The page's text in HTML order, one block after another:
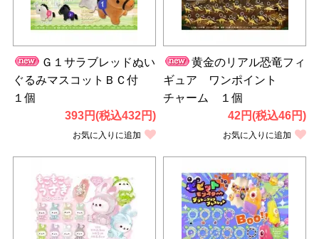
Ｇ１サラブレッドぬい
ぐるみマスコットＢＣ付
１個
393円(税込432円)
お気に入りに追加
黄金のリアル恐竜フィ
ギュア ワンポイント
チャーム １個
42円(税込46円)
お気に入りに追加